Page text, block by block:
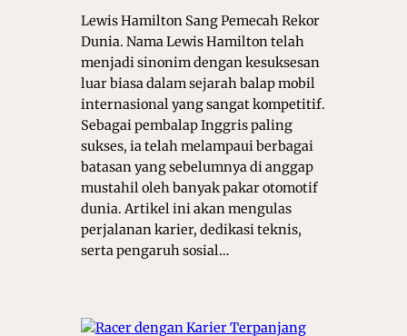
Lewis Hamilton Sang Pemecah Rekor
Dunia. Nama Lewis Hamilton telah
menjadi sinonim dengan kesuksesan
luar biasa dalam sejarah balap mobil
internasional yang sangat kompetitif.
Sebagai pembalap Inggris paling
sukses, ia telah melampaui berbagai
batasan yang sebelumnya di anggap
mustahil oleh banyak pakar otomotif
dunia. Artikel ini akan mengulas
perjalanan karier, dedikasi teknis,
serta pengaruh sosial…